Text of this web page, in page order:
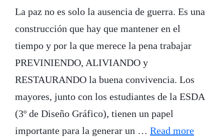
La paz no es solo la ausencia de guerra. Es una
construcción que hay que mantener en el
tiempo y por la que merece la pena trabajar
PREVINIENDO, ALIVIANDO y
RESTAURANDO la buena convivencia. Los
mayores, junto con los estudiantes de la ESDA
(3º de Diseño Gráfico), tienen un papel
importante para la generar un … Read more